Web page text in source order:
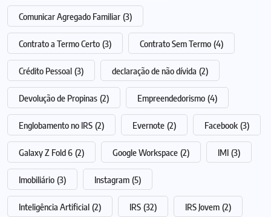
Comunicar Agregado Familiar (3)
Contrato a Termo Certo (3) Contrato Sem Termo (4)
Crédito Pessoal (3) declaração de não dívida (2)
Devolução de Propinas (2) Empreendedorismo (4)
Englobamento no IRS (2) Evernote (2) Facebook (3)
Galaxy Z Fold 6 (2) Google Workspace (2) IMI (3)
Imobiliário (3) Instagram (5)
Inteligência Artificial (2) IRS (32) IRS Jovem (2)